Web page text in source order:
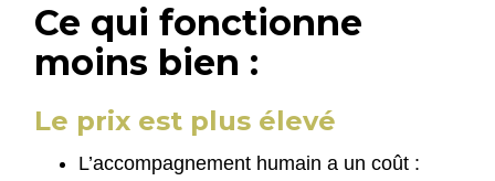
Ce qui fonctionne
moins bien :
Le prix est plus élevé
L’accompagnement humain a un coût :